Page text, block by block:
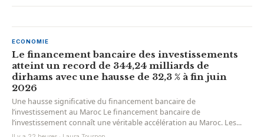
ECONOMIE
Le financement bancaire des investissements
atteint un record de 344,24 milliards de
dirhams avec une hausse de 32,3 % à fin juin
2026
Une hausse significative du financement bancaire de
l’investissement au Maroc Le financement bancaire de
l’investissement connaît une véritable accélération au Maroc. Les...